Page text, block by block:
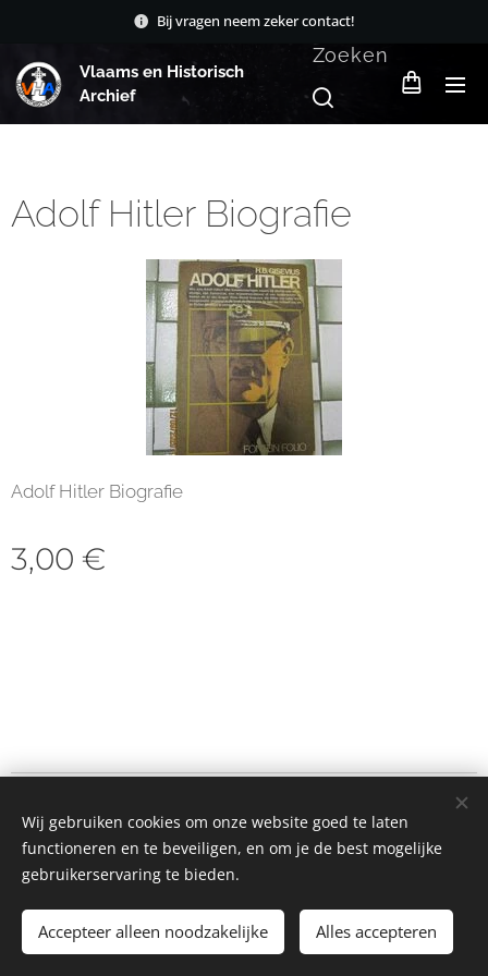
Bij vragen neem zeker contact!
Vlaams en Historisch
Archief
Zoeken
Adolf Hitler Biografie
Adolf Hitler Biografie
3,00 €
Toevoegen aan de winkelwagen
Cookies
Wij gebruiken cookies om onze website goed te laten
functioneren en te beveiligen, en om je de best mogelijke
gebruikerservaring te bieden.
Accepteer alleen noodzakelijke Alles accepteren